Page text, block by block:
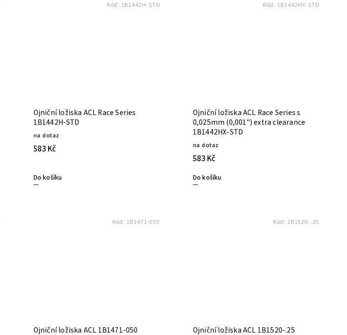
Ojniční ložiska ACL Race Series
1B1442H-STD
na dotaz
583 Kč
Do košíku
Kód: 1B1442H-STD
Ojniční ložiska ACL Race Series s
0,025mm (0,001") extra clearance
1B1442HX-STD
na dotaz
583 Kč
Do košíku
Kód: 1B1442HX-STD
Ojniční ložiska ACL 1B1471-050
Kód: 1B1471-050
Ojniční ložiska ACL 1B1520-.25
Kód: 1B1520-.25